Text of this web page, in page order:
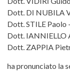
Dott. DI NUBILA
Dott. STILE Paolo
Dott. IANNIELLO
Dott. ZAPPIA
ha pronunciato la